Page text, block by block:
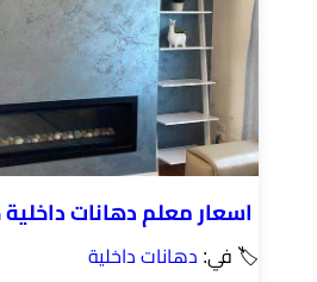
اسعار معلم دهانات
🏷 في: دهانات داخلية